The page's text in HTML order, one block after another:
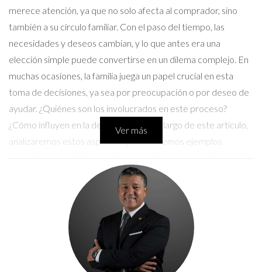
merece atención, ya que no solo afecta al comprador, sino
también a su círculo familiar. Con el paso del tiempo, las
necesidades y deseos cambian, y lo que antes era una
elección simple puede convertirse en un dilema complejo. En
muchas ocasiones, la familia juega un papel crucial en esta
toma de decisiones, ya sea por preocupación o por deseo de
ayudar. ¿Quiénes son los involucrados en este proceso?
¿Cómo influyen en la decisión final? A lo largo de este artículo,
analizaremos estos aspectos y ofreceremos ejemplos
Casos Prácticos
Caso 1: La compra de un coche
Imaginemos a doña Rosa, una mujer de 75 años que ha
decidido que necesita un nuevo coche. Aunque ella tiene claro
Ver más